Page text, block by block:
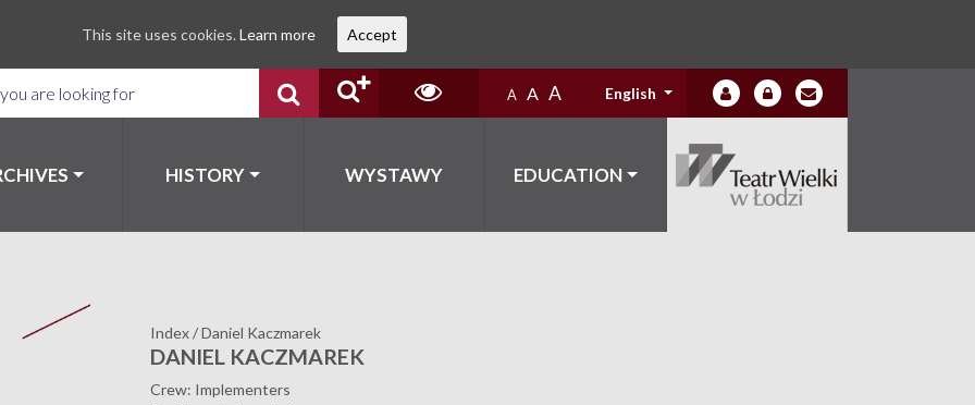
A A A English
HISTORY WYSTAWY EDUCATION
Index/Daniel Kaczmarek
DANIEL KACZMAREK
Crew: Implementers
This site uses cookies. Learn more Accept